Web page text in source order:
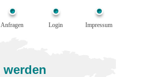
Anfragen Login Impressum